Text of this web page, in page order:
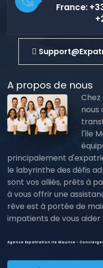
France:
A propos de nous
nous
l'île
principalement
le labyrinthe des défis
sont vos alliés, prêts à
à vous offrir une
rêve est à portée de
impatients de vous aider
Agence Expatriation ile Maurice -